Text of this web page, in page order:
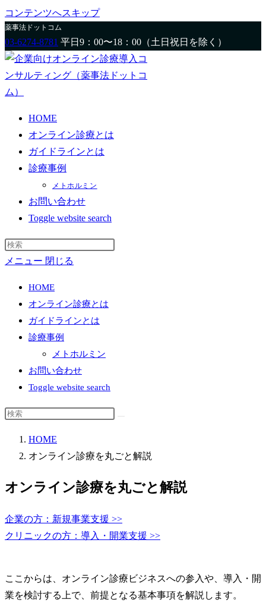
コンテンツへスキップ
薬事法ドットコム
03-6274-8781 平日9：00〜18：00（土日祝日を除く）
HOME
オンライン診療とは
ガイドラインとは
診療事例
メトホルミン
お問い合わせ
Toggle website search
メニュー 閉じる
HOME
オンライン診療とは
ガイドラインとは
診療事例
メトホルミン
お問い合わせ
Toggle website search
HOME
オンライン診療を丸ごと解説
オンライン診療を丸ごと解説
企業の方：新規事業支援 >>
クリニックの方：導入・開業支援 >>
ここからは、オンライン診療ビジネスへの参入や、導入・開
業を検討する上で、前提となる基本事項を解説します。